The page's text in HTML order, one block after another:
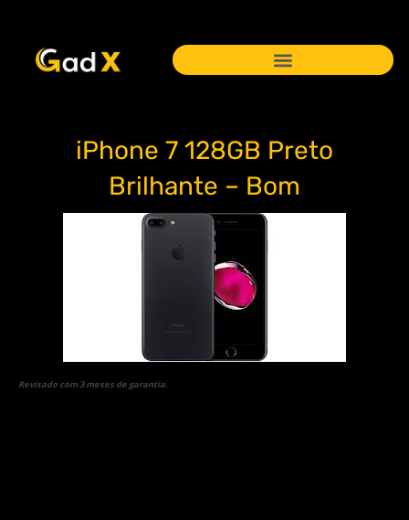
iPhone 7 128GB Preto
Brilhante – Bom
Revisado com 3 meses de garantia.